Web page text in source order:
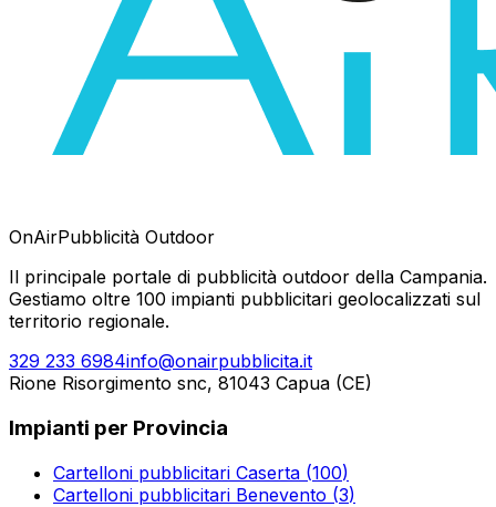
OnAirPubblicità Outdoor
Il principale portale di pubblicità outdoor della Campania.
Gestiamo oltre 100 impianti pubblicitari geolocalizzati sul
territorio regionale.
329 233 6984info@onairpubblicita.it
Rione Risorgimento snc, 81043 Capua (CE)
Impianti per Provincia
Cartelloni pubblicitari Caserta (100)
Cartelloni pubblicitari Benevento (3)